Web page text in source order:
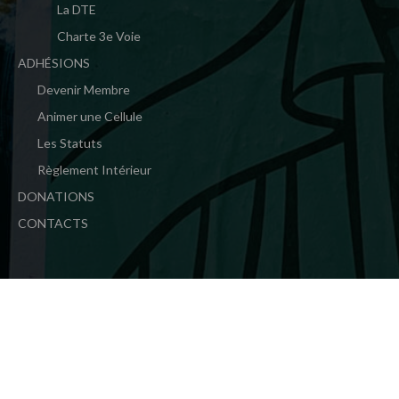
La DTE
Charte 3e Voie
ADHÉSIONS
Devenir Membre
Animer une Cellule
Les Statuts
Règlement Intérieur
DONATIONS
CONTACTS